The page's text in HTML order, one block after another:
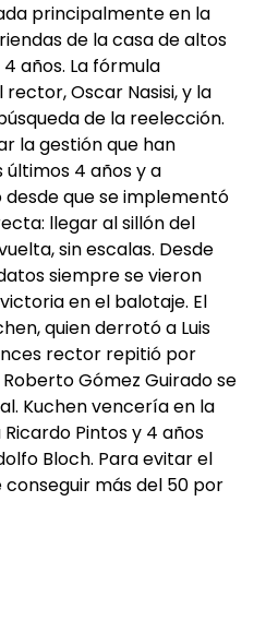
principalmente en la
de la casa de altos
años. La fórmula
Oscar Nasisi, y la
de la reelección.
la gestión que han
4 años y a
que se implementó
llegar al sillón del
sin escalas. Desde
siempre se vieron
en el balotaje. El
quien derrotó a Luis
rector repitió por
Gómez Guirado se
Kuchen vencería en la
Pintos y 4 años
Bloch. Para evitar el
más del 50 por